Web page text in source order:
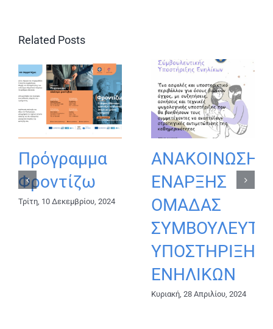
Related Posts
Πρόγραμμα
Φροντίζω
Τρίτη, 10 Δεκεμβρίου, 2024
ΑΝΑΚΟΙΝΩΣΗ
ΕΝΑΡΞΗΣ
ΟΜΑΔΑΣ
YΠΟΣΤΗΡΙΞΗΣ
ΕΝΗΛΙΚΩΝ
Κυριακή, 28 Απριλίου, 2024